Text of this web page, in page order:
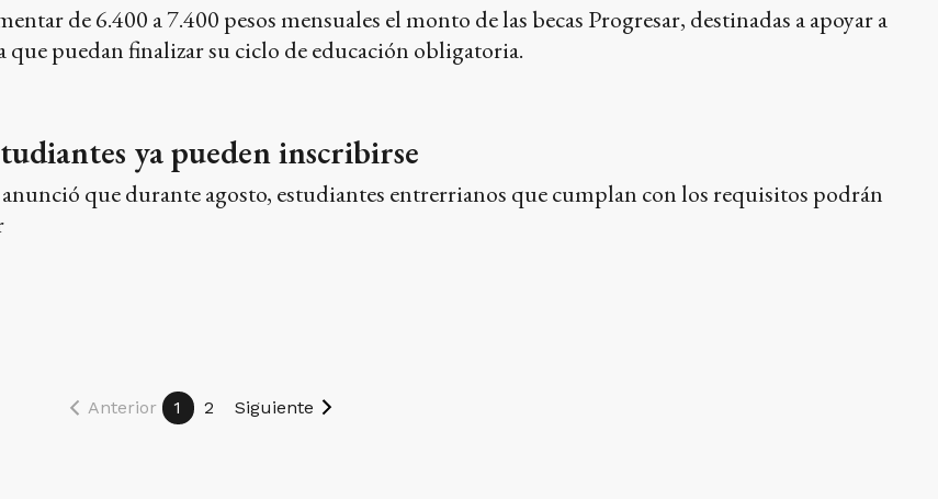
de 6.400 a 7.400 pesos mensuales el monto de las becas Progresar, destinadas a apoyar a
que puedan finalizar su ciclo de educación obligatoria.
ya pueden inscribirse
que durante agosto, estudiantes entrerrianos que cumplan con los requisitos podrán
Anterior 1 2 Siguiente